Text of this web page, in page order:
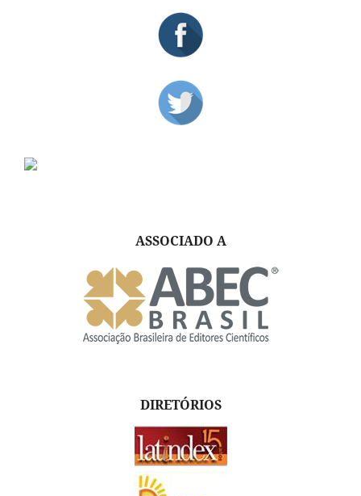
ASSOCIADO A
DIRETÓRIOS